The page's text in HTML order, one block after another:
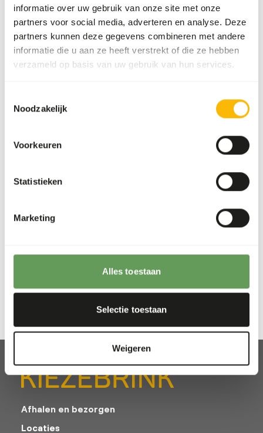
informatie over uw gebruik van onze site met onze
partners voor social media, adverteren en analyse. Deze
partners kunnen deze gegevens combineren met andere
informatie die u aan ze heeft verstrekt of die ze hebben
verzameld op basis van uw gebruik van hun services.
Noodzakelijk
Voorkeuren
Statistieken
Marketing
Alles toestaan
Selectie toestaan
Weigeren
Over dit product
300 kg. Dit product kan onder andere dienen als natuurlijke
calciumbron binnen het dieet van grote carnivoren.
300 kg per pallet
Details
Voedingsadvies
Dit product is een rauw diervoeder. Houd daarom de
Afhalen en bezorgen
Locaties